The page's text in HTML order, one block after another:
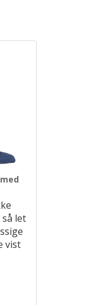
let
vist